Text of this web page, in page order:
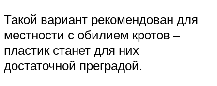
Такой вариант рекомендован для
местности с обилием кротов –
пластик станет для них
достаточной преградой.